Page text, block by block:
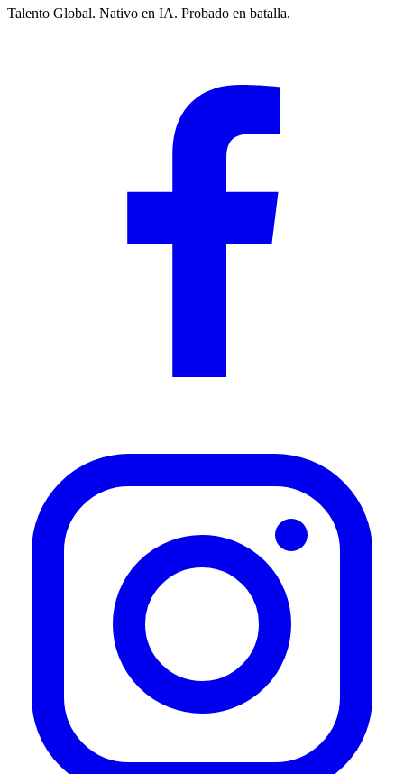
Talento Global. Nativo en IA. Probado en batalla.